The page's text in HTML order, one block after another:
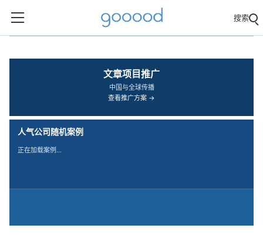
搜索
文章项目推广
中国与全球传播
查看推广方案 →
人气公司随机案例
正在加载案例…